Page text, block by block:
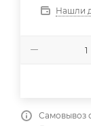
Нашли
Самовывоз